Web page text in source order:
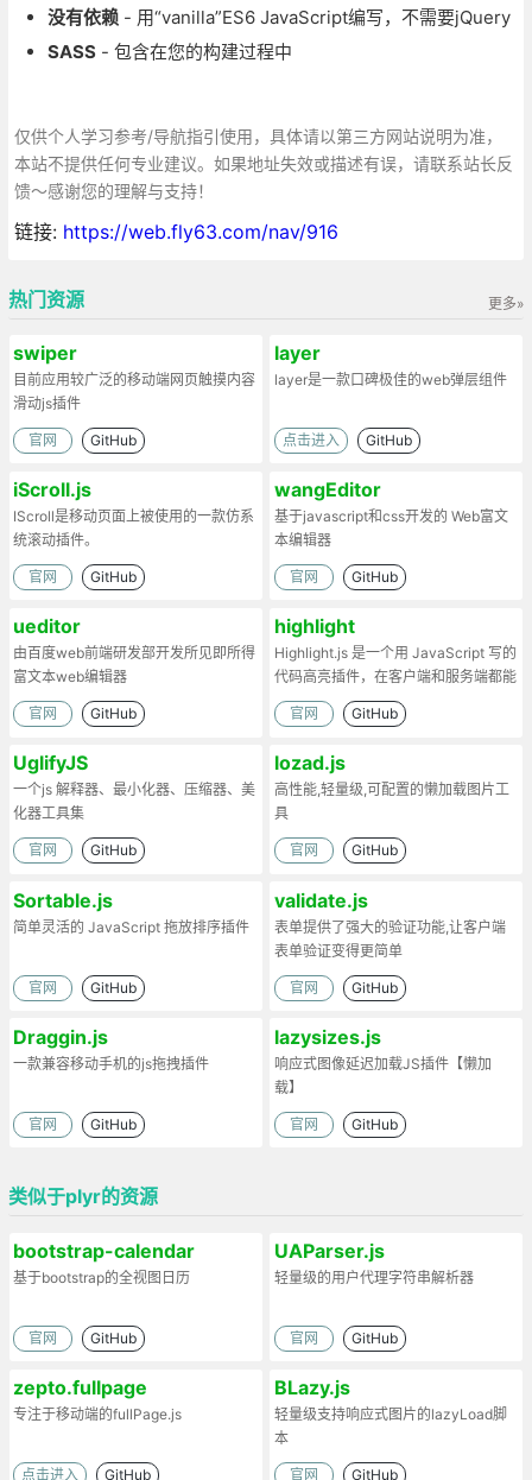
没有依赖- 用“vanilla”ES6 JavaScript编写，不需要jQuery
SASS- 包含在您的构建过程中
仅供个人学习参考/导航指引使用，具体请以第三方网站说明为准，
本站不提供任何专业建议。如果地址失效或描述有误，请联系站长反
馈～感谢您的理解与支持！
链接: https://web.fly63.com/nav/916
更多»
热门资源
swiper
目前应用较广泛的移动端网页触摸内容
滑动js插件
官网 GitHub
layer
layer是一款口碑极佳的web弹层组件
点击进入 GitHub
iScroll.js
IScroll是移动页面上被使用的一款仿系
统滚动插件。
官网 GitHub
wangEditor
基于javascript和css开发的 Web富文
本编辑器
官网 GitHub
ueditor
由百度web前端研发部开发所见即所得
富文本web编辑器
官网 GitHub
highlight
Highlight.js 是一个用 JavaScript 写的
代码高亮插件，在客户端和服务端都能
工作。
官网 GitHub
UglifyJS
一个js 解释器、最小化器、压缩器、美
化器工具集
官网 GitHub
lozad.js
高性能,轻量级,可配置的懒加载图片工
具
官网 GitHub
Sortable.js
简单灵活的 JavaScript 拖放排序插件
官网 GitHub
validate.js
表单提供了强大的验证功能,让客户端
表单验证变得更简单
官网 GitHub
Draggin.js
一款兼容移动手机的js拖拽插件
官网 GitHub
lazysizes.js
响应式图像延迟加载JS插件【懒加
载】
官网 GitHub
类似于plyr的资源
bootstrap-calendar
基于bootstrap的全视图日历
官网 GitHub
UAParser.js
轻量级的用户代理字符串解析器
官网 GitHub
zepto.fullpage
专注于移动端的fullPage.js
点击进入 GitHub
BLazy.js
轻量级支持响应式图片的lazyLoad脚
本
官网 GitHub